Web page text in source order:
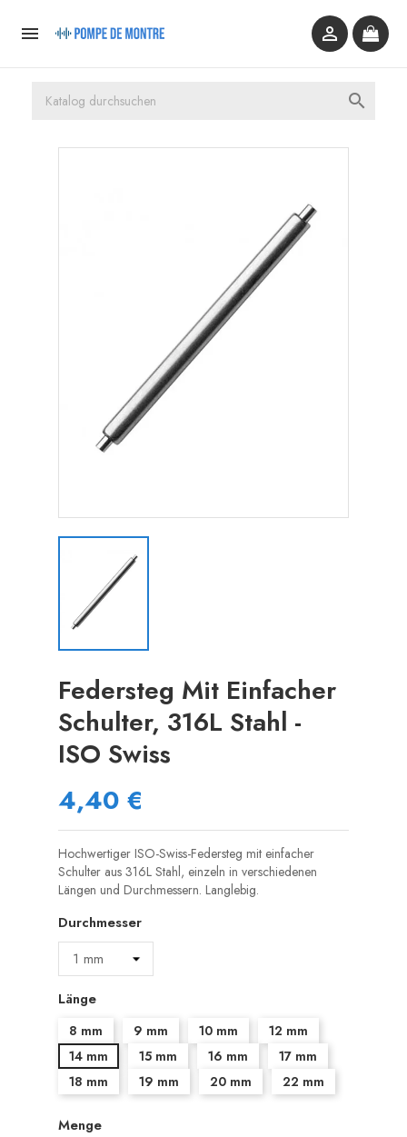
 

Federsteg Mit Einfacher
Schulter, 316L Stahl -
ISO Swiss
4,40 €
Hochwertiger ISO-Swiss-Federsteg mit einfacher
Schulter aus 316L Stahl, einzeln in verschiedenen
Längen und Durchmessern. Langlebig.
Durchmesser
Länge
8 mm 9 mm 10 mm
12 mm
14 mm
15 mm 16 mm
17 mm
18 mm
19 mm 20 mm 22 mm
Menge